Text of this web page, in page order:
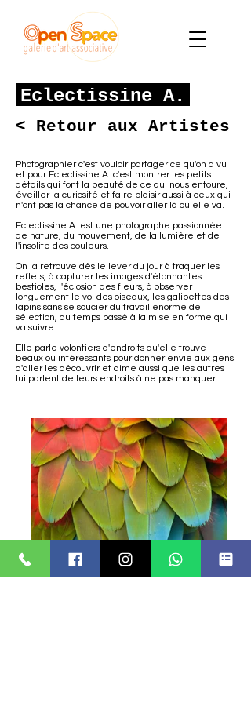
Eclectissine A.
< Retour aux Artistes
Photographier c'est vouloir partager ce qu'on a vu
et pour Eclectissine A. c'est montrer les petits
détails qui font la beauté de ce qui nous entoure,
éveiller la curiosité et faire plaisir aussi à ceux qui
n'ont pas la chance de pouvoir aller là où elle va.
Eclectissine A. est une photographe passionnée
de nature, du mouvement, de la lumière et de
l'insolite des couleurs.
On la retrouve dès le lever du jour à traquer les
reflets, à capturer les images d'étonnantes
bestioles, l'éclosion des fleurs, à observer
longuement le vol des oiseaux, les galipettes des
lapins sans se soucier du travail énorme de
sélection, du temps passé à la mise en forme qui
va suivre.
Elle parle volontiers d'endroits qu'elle trouve
beaux ou intéressants pour donner envie aux gens
d'aller les découvrir et aime aussi que les autres
lui parlent de leurs endroits à ne pas manquer.